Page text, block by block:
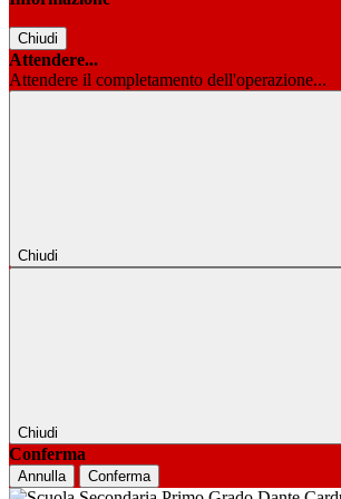
Chiudi
Attendere...
Attendere il completamento dell'operazione...
Chiudi
Chiudi
Conferma
Annulla Conferma